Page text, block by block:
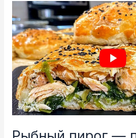
соды
разрыхлителя
и
дрожжей